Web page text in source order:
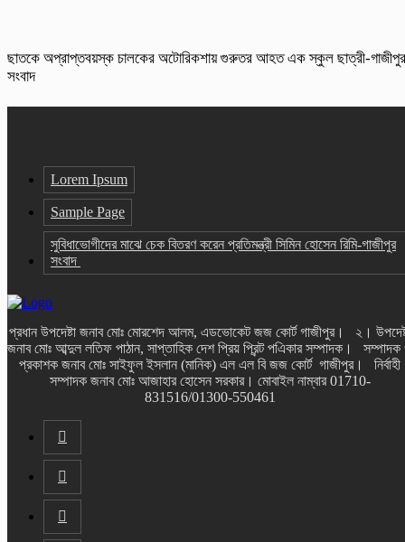
ছাতকে অপ্রাপ্তবয়স্ক চালকের অটোরিকশায় গুরুতর আহত এক স্কুল ছাত্রী-গাজীপুর
সংবাদ
Lorem Ipsum
Sample Page
সুবিধাভোগীদের মাঝে চেক বিতরণ করেন প্রতিমন্ত্রী সিমিন হোসেন রিমি-গাজীপুর
সংবাদ
প্রধান উপদেষ্টা জনাব মোঃ মোরশেদ আলম, এডভোকেট জজ কোর্ট গাজীপুর। ২।
জনাব মোঃ আব্দুল লতিফ পাঠান, সাপ্তাহিক দেশ প্রিয় প্রিন্ট পএিকার সম্পাদক।
প্রকাশক জনাব মোঃ সাইফুল ইসলান (মানিক) এল এল বি জজ কোর্ট গাজীপুর। নির্বাহী
সম্পাদক জনাব মোঃ আজাহার হোসেন সরকার। মোবাইল নাম্বার 01710-
831516/01300-550461